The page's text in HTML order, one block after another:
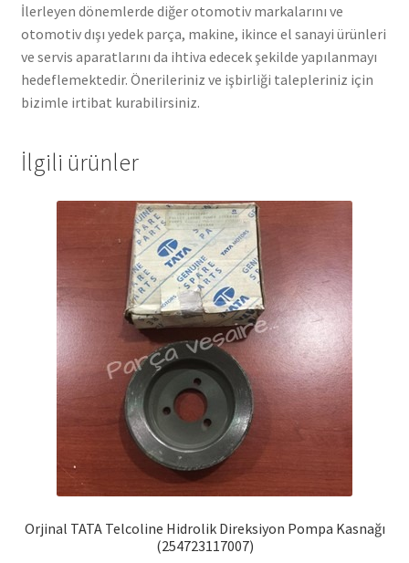
İlerleyen dönemlerde diğer otomotiv markalarını ve
otomotiv dışı yedek parça, makine, ikince el sanayi ürünleri
ve servis aparatlarını da ihtiva edecek şekilde yapılanmayı
hedeflemektedir. Önerileriniz ve işbirliği talepleriniz için
bizimle irtibat kurabilirsiniz.
İlgili ürünler
Orjinal TATA Telcoline Hidrolik Direksiyon Pompa Kasnağı
(254723117007)